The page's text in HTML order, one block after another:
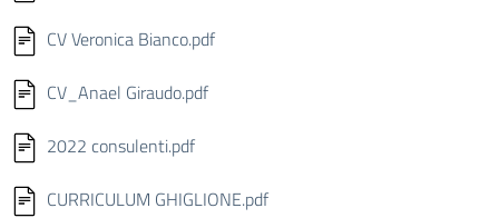
CV Veronica Bianco.pdf
CV_Anael Giraudo.pdf
2022 consulenti.pdf
CURRICULUM GHIGLIONE.pdf